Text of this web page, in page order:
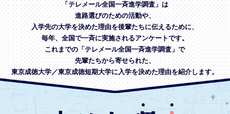
「テレメール全国一斉進学調査」は
進路選びのための活動や、
入学先の大学を決めた理由を後輩たちに伝えるために、
毎年、全国で一斉に実施されるアンケートです。
これまでの「テレメール全国一斉進学調査」で
先輩たちから寄せられた、
東京成徳大学／東京成徳短期大学に入学を決めた理由を紹介します。